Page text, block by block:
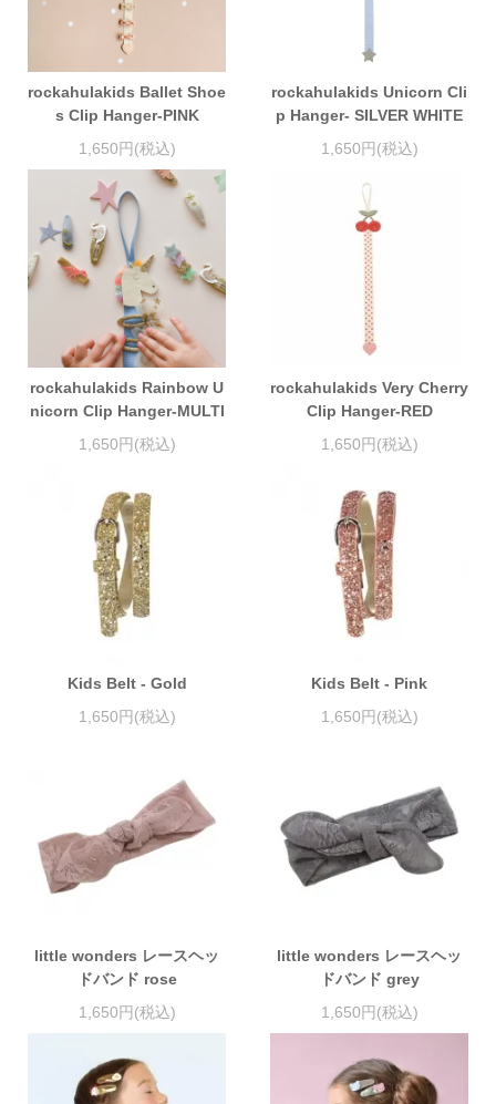
rockahulakids Ballet Shoe
s Clip Hanger-PINK
1,650円(税込)
rockahulakids Unicorn Cli
p Hanger- SILVER WHITE
1,650円(税込)
rockahulakids Rainbow U
nicorn Clip Hanger-MULTI
1,650円(税込)
rockahulakids Very Cherry
Clip Hanger-RED
1,650円(税込)
Kids Belt - Gold
1,650円(税込)
Kids Belt - Pink
1,650円(税込)
little wonders レースヘッ
ドバンド rose
1,650円(税込)
little wonders レースヘッ
ドバンド grey
1,650円(税込)